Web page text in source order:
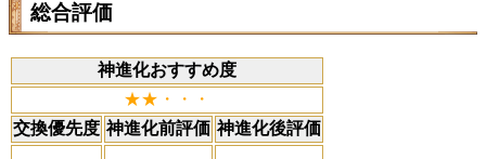
総合評価
神進化おすすめ度
★★・・・
交換優先度 神進化前評価 神進化後評価